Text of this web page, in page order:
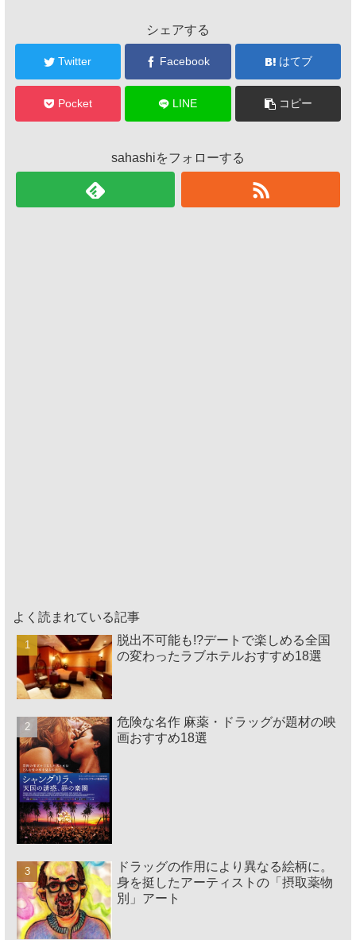
シェアする
Twitter Facebook はてブ
Pocket LINE コピー
sahashiをフォローする
よく読まれている記事
脱出不可能も!?デートで楽しめる全国
の変わったラブホテルおすすめ18選
危険な名作 麻薬・ドラッグが題材の映
画おすすめ18選
ドラッグの作用により異なる絵柄に。
身を挺したアーティストの「摂取薬物
別」アート